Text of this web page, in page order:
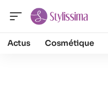
Actus Cosmétique